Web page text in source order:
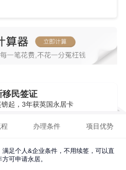
移民签证
起，3年获英国永居卡
办理条件 项目优势
足个人&企业条件，不用续签，可以直
可申请永居。